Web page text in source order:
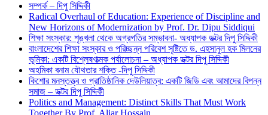
সম্পর্ক – দিপু সিদ্দিকী
Radical Overhaul of Education: Experience of Discipline and
New Horizons of Modernization by Prof. Dr. Dipu Siddiqui
শিক্ষা সংস্কার: শৃঙ্খলা থেকে অগ্রগতির সম্ভাবনা- অধ্যাপক ডক্টর দিপু সিদ্দিকী
বাংলাদেশের শিক্ষা সংস্কার ও পরিচ্ছন্ন পরিবেশ সৃষ্টিতে ড. এহসানুল হক মিলনের
ভূমিকা: একটি বিশ্লেষণাত্মক পর্যালোচনা – অধ্যাপক ডক্টর দিপু সিদ্দিকী
অহমিকা বনাম যৌথতার শক্তি -দিপু সিদ্দিকী
কিশোর মনস্তত্ত্ব ও প্রাতিষ্ঠানিক দেউলিয়াত্ব: একটি জিডি এবং আমাদের বিপন্ন
সমাজ – ডক্টর দিপু সিদ্দিকী
Politics and Management: Distinct Skills That Must Work